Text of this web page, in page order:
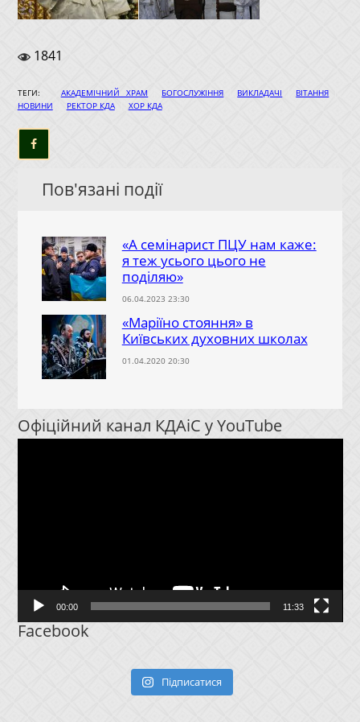
1841
ТЕГИ: АКАДЕМІЧНИЙ ХРАМ БОГОСЛУЖІННЯ ВИКЛАДАЧІ ВІТАННЯ
НОВИНИ РЕКТОР КДА ХОР КДА
Пов'язані події
«А семінарист ПЦУ нам каже:
я теж усього цього не
поділяю»
06.04.2023 23:30
«Маріїно стояння» в
Київських духовних школах
01.04.2020 20:30
Офіційний канал КДАіС у YouTube
Відеопрогравач
00:00 11:33
Facebook
Підписатися